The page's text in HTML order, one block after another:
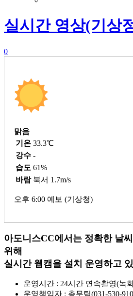
실시간 영상(기상
0
맑음
기온 33.3℃
강수 -
습도 61%
바람 북서 1.7m/s
오후 6:00 예보 (기상청)
아도니스CC에서는 정확한 날
위해
실시간 웹캠을 설치 운영하고
운영시간 : 24시간 연속촬영(녹
운영책임자 : 총무팀(031-530-